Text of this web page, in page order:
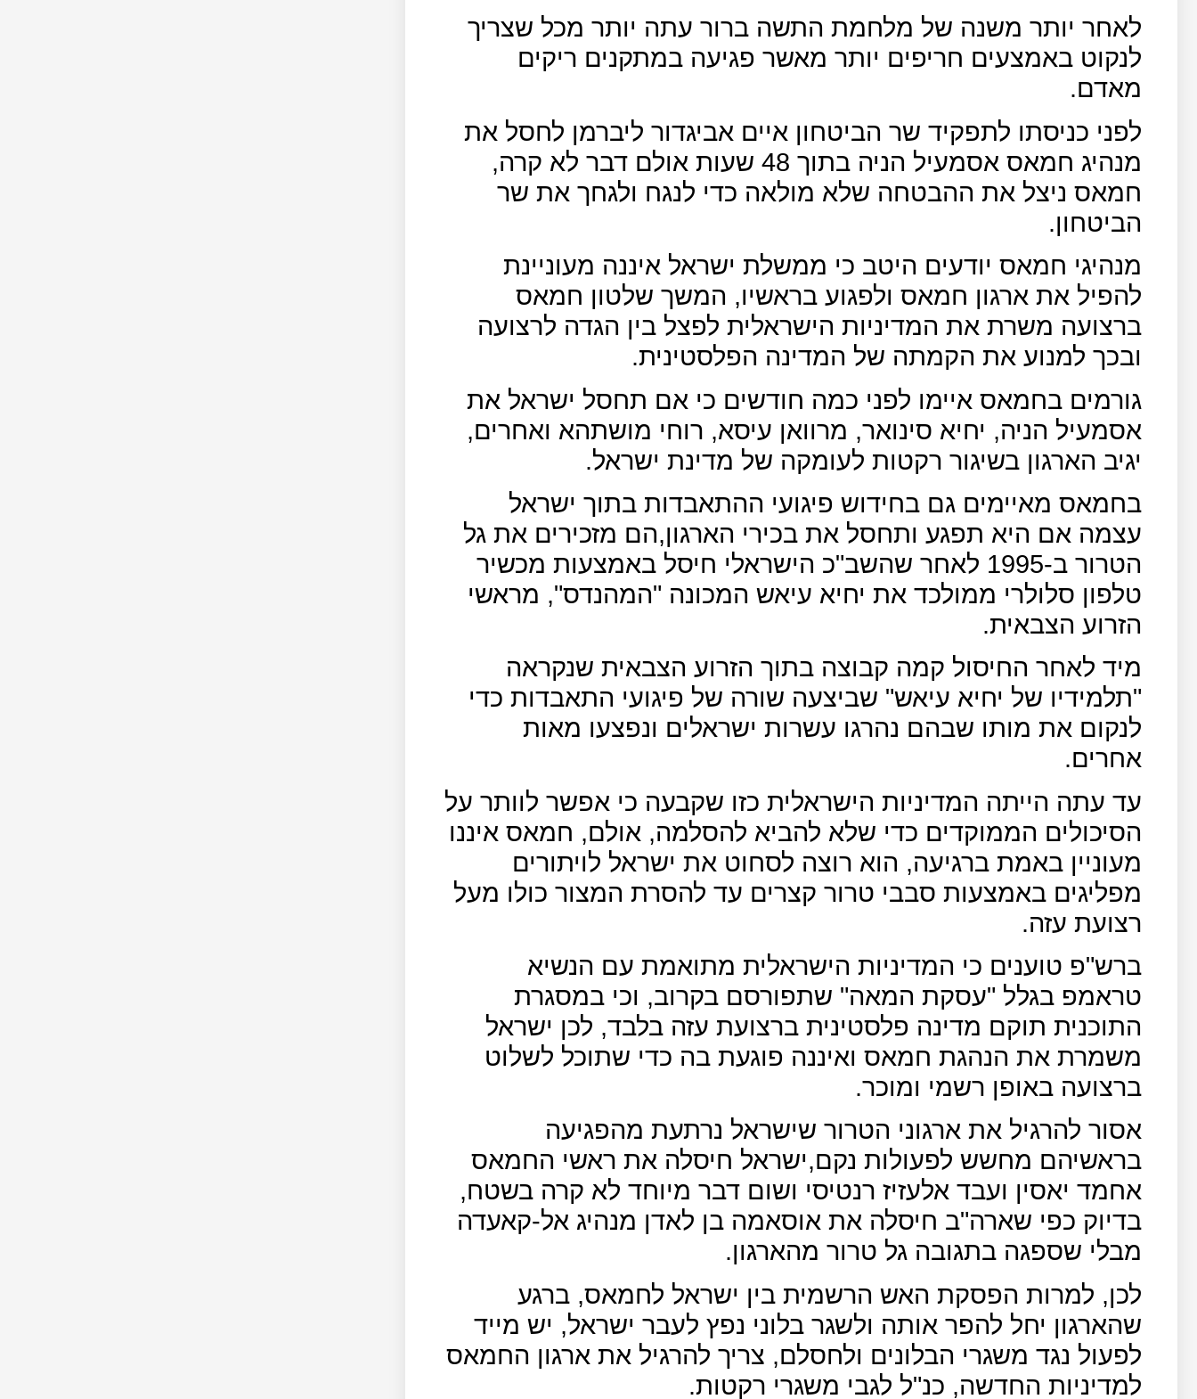
לאחר יותר משנה של מלחמת התשה ברור עתה יותר מכל שצריך
לנקוט באמצעים חריפים יותר מאשר פגיעה במתקנים ריקים
מאדם.
לפני כניסתו לתפקיד שר הביטחון איים אביגדור ליברמן לחסל את
מנהיג חמאס אסמעיל הניה בתוך 48 שעות אולם דבר לא קרה,
חמאס ניצל את ההבטחה שלא מולאה כדי לנגח ולגחך את שר
הביטחון.
מנהיגי חמאס יודעים היטב כי ממשלת ישראל איננה מעוניינת
להפיל את ארגון חמאס ולפגוע בראשיו, המשך שלטון חמאס
ברצועה משרת את המדיניות הישראלית לפצל בין הגדה לרצועה
ובכך למנוע את הקמתה של המדינה הפלסטינית.
גורמים בחמאס איימו לפני כמה חודשים כי אם תחסל ישראל את
אסמעיל הניה, יחיא סינואר, מרוואן עיסא, רוחי מושתהא ואחרים,
יגיב הארגון בשיגור רקטות לעומקה של מדינת ישראל.
בחמאס מאיימים גם בחידוש פיגועי ההתאבדות בתוך ישראל
עצמה אם היא תפגע ותחסל את בכירי הארגון,הם מזכירים את גל
הטרור ב-1995 לאחר שהשב"כ הישראלי חיסל באמצעות מכשיר
טלפון סלולרי ממולכד את יחיא עיאש המכונה "המהנדס", מראשי
הזרוע הצבאית.
מיד לאחר החיסול קמה קבוצה בתוך הזרוע הצבאית שנקראה
"תלמידיו של יחיא עיאש" שביצעה שורה של פיגועי התאבדות כדי
לנקום את מותו שבהם נהרגו עשרות ישראלים ונפצעו מאות
אחרים.
עד עתה הייתה המדיניות הישראלית כזו שקבעה כי אפשר לוותר על
הסיכולים הממוקדים כדי שלא להביא להסלמה, אולם, חמאס איננו
מעוניין באמת ברגיעה, הוא רוצה לסחוט את ישראל לויתורים
מפליגים באמצעות סבבי טרור קצרים עד להסרת המצור כולו מעל
רצועת עזה.
ברש"פ טוענים כי המדיניות הישראלית מתואמת עם הנשיא
טראמפ בגלל "עסקת המאה" שתפורסם בקרוב, וכי במסגרת
התוכנית תוקם מדינה פלסטינית ברצועת עזה בלבד, לכן ישראל
משמרת את הנהגת חמאס ואיננה פוגעת בה כדי שתוכל לשלוט
ברצועה באופן רשמי ומוכר.
אסור להרגיל את ארגוני הטרור שישראל נרתעת מהפגיעה
בראשיהם מחשש לפעולות נקם,ישראל חיסלה את ראשי החמאס
אחמד יאסין ועבד אלעזיז רנטיסי ושום דבר מיוחד לא קרה בשטח,
בדיוק כפי שארה"ב חיסלה את אוסאמה בן לאדן מנהיג אל-קאעדה
מבלי שספגה בתגובה גל טרור מהארגון.
לכן, למרות הפסקת האש הרשמית בין ישראל לחמאס, ברגע
שהארגון יחל להפר אותה ולשגר בלוני נפץ לעבר ישראל, יש מייד
לפעול נגד משגרי הבלונים ולחסלם, צריך להרגיל את ארגון החמאס
למדיניות החדשה, כנ"ל לגבי משגרי רקטות.